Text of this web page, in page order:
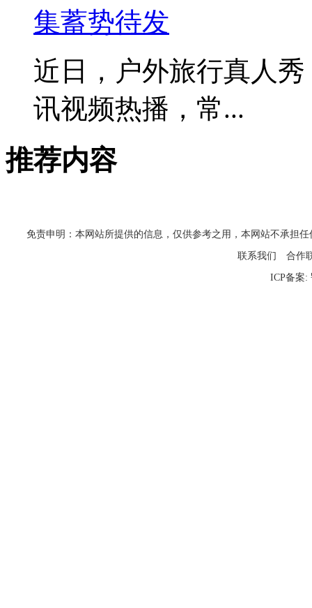
集蓄势待发
近日，户外旅行真人
讯视频热播，常...
推荐内容
免责申明：本网站所提供的信息，仅供参考之用，本网站不承担
联系我们 合作
ICP备案: